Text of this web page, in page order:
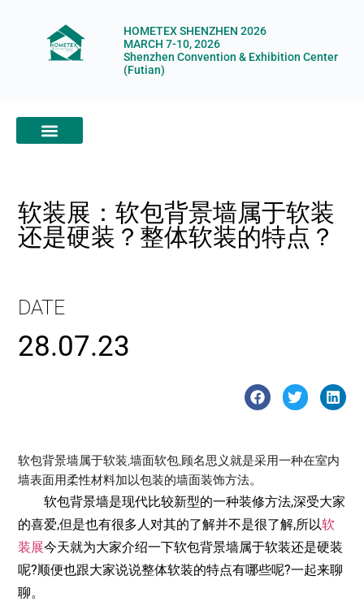
HOMETEX SHENZHEN 2026
MARCH 7-10, 2026
Shenzhen Convention & Exhibition Center
(Futian)
软装展：软包背景墙属于软装
还是硬装？整体软装的特点？
DATE
28.07.23
软包背景墙属于软装,墙面软包,顾名思义就是采用一种在室内
墙表面用柔性材料加以包装的墙面装饰方法。
软包背景墙是现代比较新型的一种装修方法,深受大家
的喜爱,但是也有很多人对其的了解并不是很了解,所以软
装展今天就为大家介绍一下软包背景墙属于软装还是硬装
呢?顺便也跟大家说说整体软装的特点有哪些呢?一起来聊
聊。